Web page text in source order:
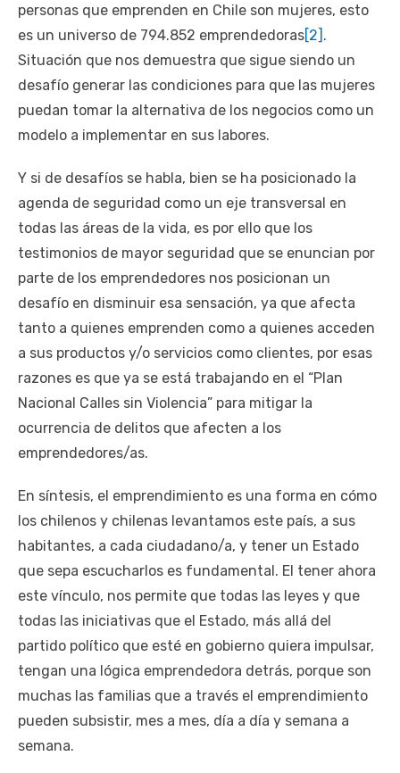
personas que emprenden en Chile son mujeres, esto
es un universo de 794.852 emprendedoras[2] .
Situación que nos demuestra que sigue siendo un
desafío generar las condiciones para que las mujeres
puedan tomar la alternativa de los negocios como un
modelo a implementar en sus labores.
Y si de desafíos se habla, bien se ha posicionado la
agenda de seguridad como un eje transversal en
todas las áreas de la vida, es por ello que los
testimonios de mayor seguridad que se enuncian por
parte de los emprendedores nos posicionan un
desafío en disminuir esa sensación, ya que afecta
tanto a quienes emprenden como a quienes acceden
a sus productos y/o servicios como clientes, por esas
razones es que ya se está trabajando en el “Plan
Nacional Calles sin Violencia” para mitigar la
ocurrencia de delitos que afecten a los
emprendedores/as.
En síntesis, el emprendimiento es una forma en cómo
los chilenos y chilenas levantamos este país, a sus
habitantes, a cada ciudadano/a, y tener un Estado
que sepa escucharlos es fundamental. El tener ahora
este vínculo, nos permite que todas las leyes y que
todas las iniciativas que el Estado, más allá del
partido político que esté en gobierno quiera impulsar,
tengan una lógica emprendedora detrás, porque son
muchas las familias que a través el emprendimiento
pueden subsistir, mes a mes, día a día y semana a
semana.